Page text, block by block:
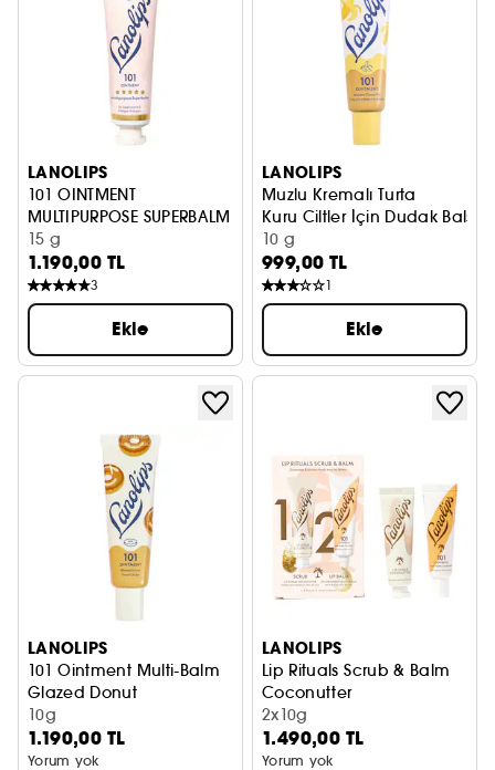
LANOLIPS
101 OINTMENT
MULTIPURPOSE SUPERBALM
DUDAK BALMI
15 g
1.190,00 TL
3
Ekle
LANOLIPS
Muzlu Kremalı Turta
Kuru Ciltler İçin Dudak
10 g
999,00 TL
1
Ekle
LANOLIPS
101 Ointment Multi-Balm
Glazed Donut
Dudak Bakımı
10g
1.190,00 TL
Yorum yok
LANOLIPS
Lip Rituals Scrub & Balm
Coconutter
Dudak Bakımı
2x10g
1.490,00 TL
Yorum yok